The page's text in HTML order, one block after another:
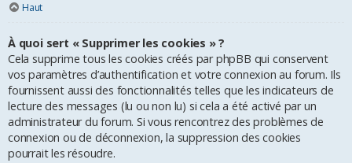
Haut
À quoi sert « Supprimer les cookies » ?
Cela supprime tous les cookies créés par phpBB qui conservent
vos paramètres d’authentification et votre connexion au forum. Ils
fournissent aussi des fonctionnalités telles que les indicateurs de
lecture des messages (lu ou non lu) si cela a été activé par un
administrateur du forum. Si vous rencontrez des problèmes de
connexion ou de déconnexion, la suppression des cookies
pourrait les résoudre.